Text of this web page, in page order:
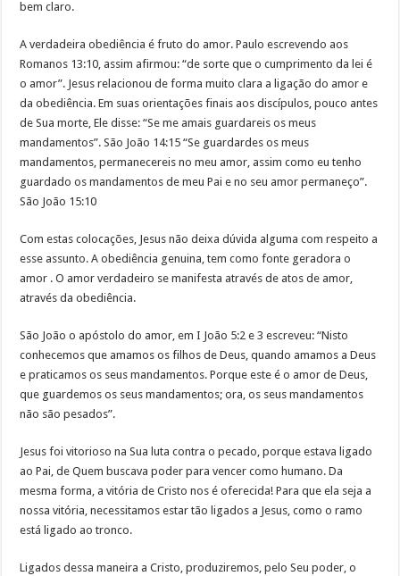
bem claro.
A verdadeira obediência é fruto do amor. Paulo escrevendo aos
Romanos 13:10, assim afirmou: “de sorte que o cumprimento da lei é
o amor”. Jesus relacionou de forma muito clara a ligação do amor e
da obediência. Em suas orientações finais aos discípulos, pouco antes
de Sua morte, Ele disse: “Se me amais guardareis os meus
mandamentos”. São João 14:15 “Se guardardes os meus
mandamentos, permanecereis no meu amor, assim como eu tenho
guardado os mandamentos de meu Pai e no seu amor permaneço”.
São João 15:10
Com estas colocações, Jesus não deixa dúvida alguma com respeito a
esse assunto. A obediência genuina, tem como fonte geradora o
amor . O amor verdadeiro se manifesta através de atos de amor,
através da obediência.
São João o apóstolo do amor, em I João 5:2 e 3 escreveu: “Nisto
conhecemos que amamos os filhos de Deus, quando amamos a Deus
e praticamos os seus mandamentos. Porque este é o amor de Deus,
que guardemos os seus mandamentos; ora, os seus mandamentos
não são pesados”.
Jesus foi vitorioso na Sua luta contra o pecado, porque estava ligado
ao Pai, de Quem buscava poder para vencer como humano. Da
mesma forma, a vitória de Cristo nos é oferecida! Para que ela seja a
nossa vitória, necessitamos estar tão ligados a Jesus, como o ramo
está ligado ao tronco.
Ligados dessa maneira a Cristo, produziremos, pelo Seu poder, o